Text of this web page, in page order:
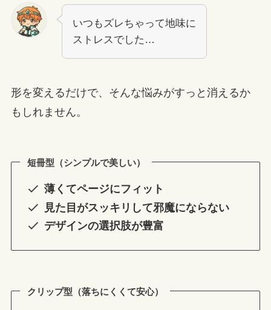
いつもズレちゃって地味に
ストレスでした…
形を変えるだけで、そんな悩みがすっと消えるか
もしれません。
短冊型（シンプルで美しい）
薄くてページにフィット
見た目がスッキリして邪魔にならない
デザインの選択肢が豊富
クリップ型（落ちにくくて安心）